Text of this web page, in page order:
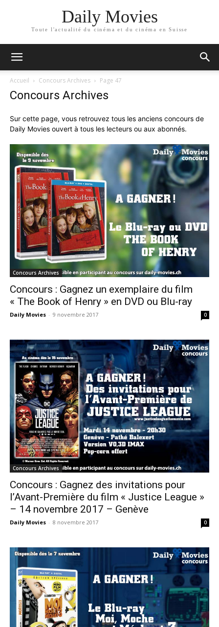
Daily Movies
Toute l'actualité du cinéma et du cinéma en Suisse
Accueil Concours Archives Page 47
Concours Archives
Sur cette page, vous retrouvez tous les anciens concours de
Daily Movies ouvert à tous les lecteurs ou aux abonnés.
Concours Archives
Concours : Gagnez un exemplaire du film
« The Book of Henry » en DVD ou Blu-ray
Daily Movies - 9 novembre 2017 0
Concours Archives
Concours : Gagnez des invitations pour
l’Avant-Première du film « Justice League »
– 14 novembre 2017 – Genève
Daily Movies - 8 novembre 2017 0